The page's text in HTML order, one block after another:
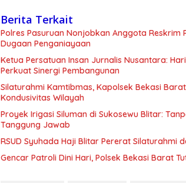
Berita Terkait
Polres Pasuruan Nonjobkan Anggota Reskrim
Dugaan Penganiayaan
Ketua Persatuan Insan Jurnalis Nusantara:
Perkuat Sinergi Pembangunan
Silaturahmi Kamtibmas, Kapolsek Bekasi
Kondusivitas Wilayah
Proyek Irigasi Siluman di Sukosewu Blitar:
Tanggung Jawab
RSUD Syuhada Haji Blitar Pererat Silaturahmi
Gencar Patroli Dini Hari, Polsek Bekasi Barat